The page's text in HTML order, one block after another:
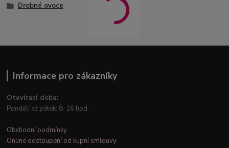
Drobné ovoce
Informace pro zákazníky
Otevírací doba:
Pondělí až pátek: 8-16 hod.
Obchodní podmínky
Online odstoupení od kupní smlouvy